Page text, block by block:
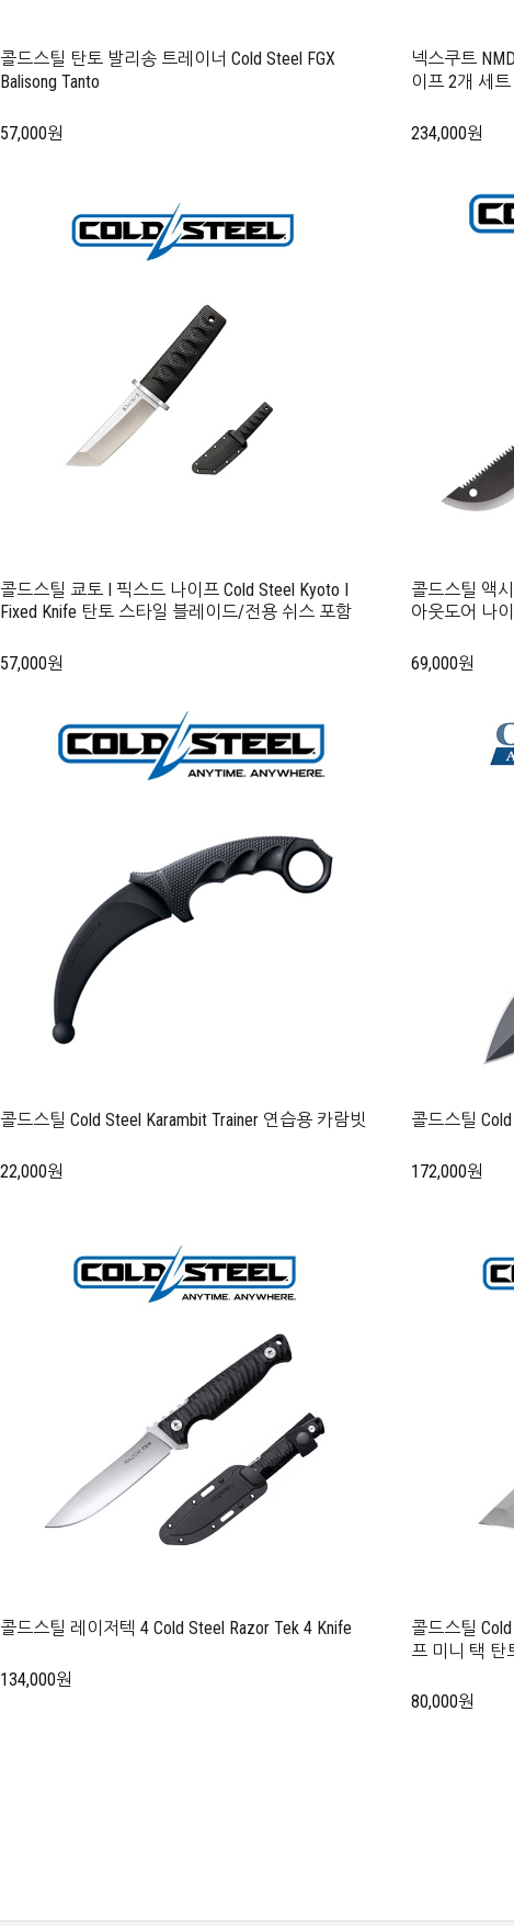
콜드스틸 탄토 발리송 트레이너 Cold Steel FGX
Balisong Tanto
57,000원
넥스쿠트
이프 2개 세트
234,000원
콜드스틸 쿄토 I 픽스드 나이프 Cold Steel Kyoto I
Fixed Knife 탄토 스타일 블레이드/전용 쉬스 포함
57,000원
콜드스틸 액
아웃도어 나
69,000원
콜드스틸 Cold Steel Karambit Trainer 연습용 카람빗
22,000원
콜드스틸
172,000원
콜드스틸 레이저텍 4 Cold Steel Razor Tek 4 Knife
134,000원
콜드스틸 Cold
프 미니 택 탄
80,000원